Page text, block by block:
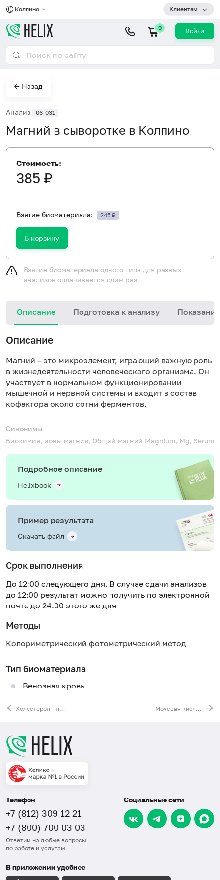
Колпино Клиентам
0 Войти
← Назад
Анализ 06-031
Магний в сыворотке в Колпино
Стоимость:
385 ₽
Взятие биоматериала: 245 ₽
В корзину
Взятие биоматериала одного типа для разных
анализов оплачивается один раз.
Описание Подготовка к анализу
Описание
Магний – это микроэлемент, играющий важную роль
в жизнедеятельности человеческого организма. Он
участвует в нормальном функционировании
мышечной и нервной системы и входит в состав
кофактора около сотни ферментов.
Синонимы
Биохимия, ионы магния, Общий магний Magnium, Mg, Serum
Подробное описание
Helixbook
Пример результата
Скачать файл
Срок выполнения
До 12:00 следующего дня. В случае сдачи анализов
до 12:00 результат можно получить по электронной
почте до 24:00 этого же дня
Методы
Колориметрический фотометрический метод
Тип биоматериала
Венозная кровь
Холестерол – липопротеины низкой плотности (ЛПНП) Мочевая кислота в сыворотке
Телефон
+7 (812) 309 12 21
+7 (800) 700 03 03
Ответим на любые вопросы
по работе и услугам
Социальные сети
В приложении удобнее